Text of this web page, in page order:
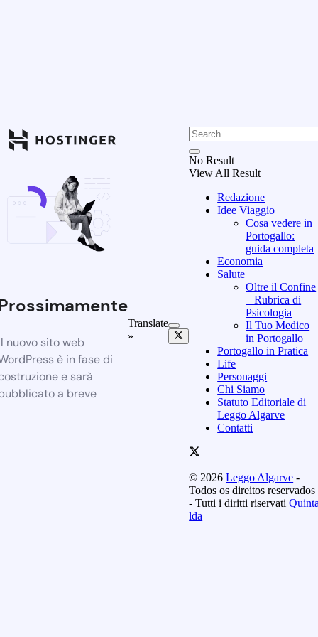
nuovo sito web
è in fase di
e sarà
a breve
Translate
»
No Result
View All Result
Redazione
Idee Viaggio
Cosa vedere in
Portogallo:
guida completa
Economia
Salute
Oltre il Confine
– Rubrica di
Psicologia
Il Tuo Medico
in Portogallo
Portogallo in Pratica
Life
Personaggi
Chi Siamo
Statuto Editoriale di
Leggo Algarve
Contatti
© 2026Leggo Algarve -
Todos os direitos reservados
- Tutti i diritti riservati
lda